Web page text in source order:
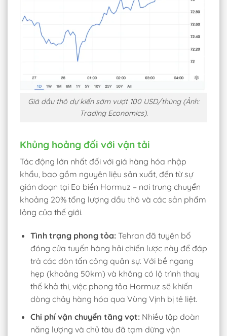
Giá dầu thô dự kiến sớm vượt 100 USD/thùng (Ảnh:
Trading Economics).
Khủng hoảng đối với vận tải
Tác động lớn nhất đối với giá hàng hóa nhập
khẩu, bao gồm nguyên liệu sản xuất, đến từ sự
gián đoạn tại Eo biển Hormuz – nơi trung chuyển
khoảng 20% tổng lượng dầu thô và các sản phẩm
lỏng của thế giới.
Tình trạng phong tỏa:Tehran đã tuyên bố
đóng cửa tuyến hàng hải chiến lược này để đáp
trả các đòn tấn công quân sự. Với bề ngang
hẹp (khoảng 50km) và không có lộ trình thay
thế khả thi, việc phong tỏa Hormuz sẽ khiến
dòng chảy hàng hóa qua Vùng Vịnh bị tê liệt.
Chi phí vận chuyển tăng vọt:Nhiều tập đoàn
năng lượng và chủ tàu đã tạm dừng vận